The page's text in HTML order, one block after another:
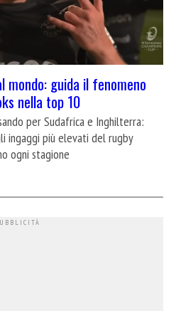
guida il fenomeno
nella top 10
per Sudafrica e Inghilterra:
ingaggi più elevati del rugby
ogni stagione